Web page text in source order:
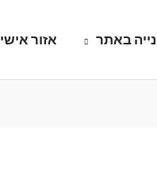
באתר אזור אישי